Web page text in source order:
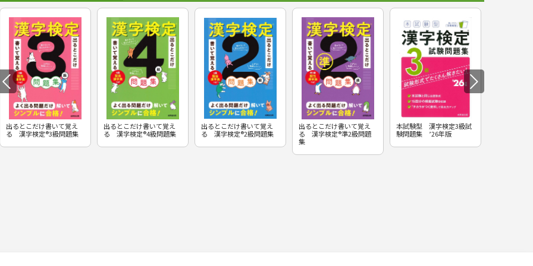
出るとこだけ書いて覚え
る 漢字検定®3級問題集
出るとこだけ書いて覚え
る 漢字検定®4級問題集
出るとこだけ書いて覚え
る 漢字検定®2級問題集
出るとこだけ書いて覚え
る 漢字検定®準2級問題
集
本試験型 漢字検定3級試
験問題集 ’26年版